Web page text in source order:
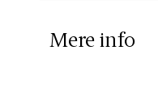
Mere info